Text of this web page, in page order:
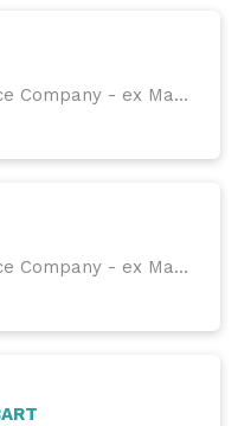
- ex Ma Boite à Moustique
- ex Ma Boite à Moustique